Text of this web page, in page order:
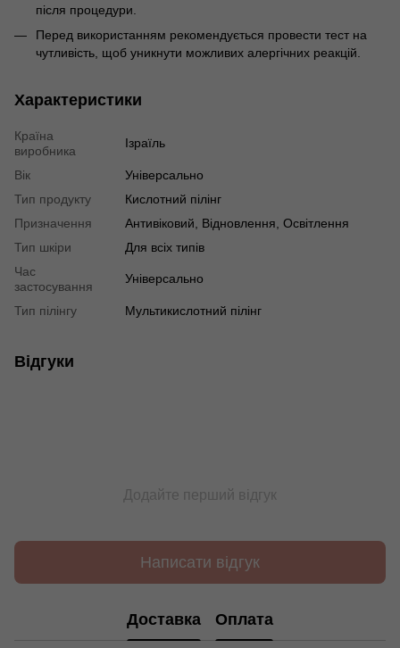
після процедури.
Перед використанням рекомендується провести тест на
чутливість, щоб уникнути можливих алергічних реакцій.
Характеристики
Країна
виробника
Ізраїль
Вік
Універсально
Тип продукту
Кислотний пілінг
Призначення
Антивіковий, Відновлення, Освітлення
Тип шкіри
Для всіх типів
Час
застосування
Універсально
Тип пілінгу Мультикислотний пілінг
Відгуки
Додайте перший відгук
Написати відгук
Доставка Оплата